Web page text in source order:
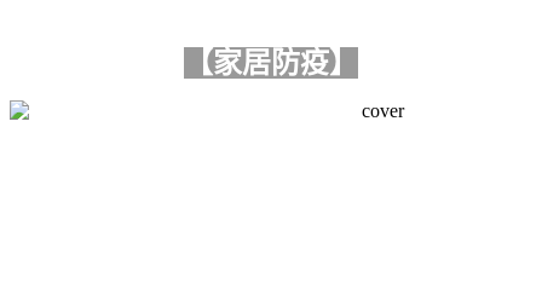
【家居防疫】